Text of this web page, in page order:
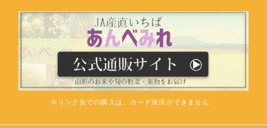
※リンク先での購入は、カード決済ができません。